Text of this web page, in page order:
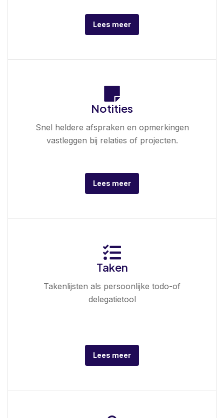
Lees meer
Notities
Snel heldere afspraken en opmerkingen
vastleggen bij relaties of projecten.
Lees meer
Taken
Takenlijsten als persoonlijke todo-of
delegatietool
Lees meer